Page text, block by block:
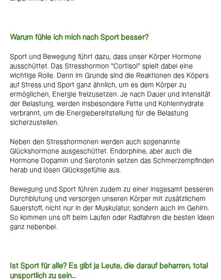
Warum fühle ich mich nach Sport besser?
Sport und Bewegung führt dazu, dass unser Körper Hormone
ausschüttet. Das Stresshormon "Cortisol" spielt dabei eine
wichtige Rolle. Denn im Grunde sind die Reaktionen des Köpers
auf Stress und Sport ganz ähnlich, um es dem Körper zu
ermöglichen, Energie freizusetzen. Je nach Dauer und Intensität
der Belastung, werden insbesondere Fette und Kohlenhydrate
verbrannt, um die Energiebereitstellung für die Belastung
sicherzustellen.
Neben den Stresshormonen werden auch sogenannte
Glückshormone ausgeschüttet. Endorphine, aber auch die
Hormone Dopamin und Serotonin setzen das Schmerzempfinden
herab und lösen Glücksgefühle aus.
Bewegung und Sport führen zudem zu einer insgesamt besseren
Durchblutung und versorgen unseren Körper mit zusätzlichem
Sauerstoff, nicht nur in der Muskulatur, sondern auch im Gehirn.
So kommen uns oft beim Laufen oder Radfahren die besten Ideen
ganz nebenbei.
Ist Sport für alle? Es gibt ja Leute, die darauf beharren, total
unsportlich zu sein...